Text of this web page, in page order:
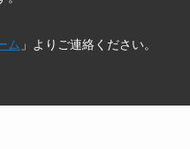
ム 」よりご連絡ください。